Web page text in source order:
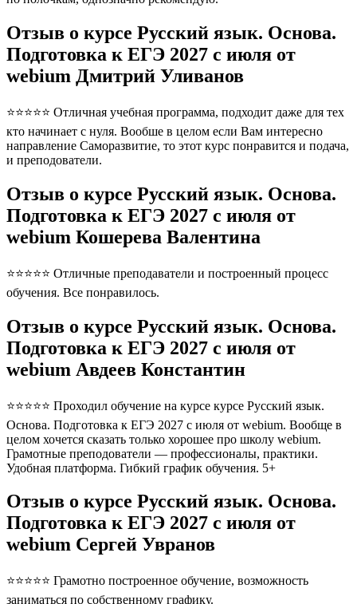
Отзыв о курсе Русский язык. Основа.
Подготовка к ЕГЭ 2027 с июля от
webium Дмитрий Уливанов
⭐⭐⭐⭐⭐ Отличная учебная программа, подходит даже для тех
кто начинает с нуля. Вообше в целом если Вам интересно
направление Саморазвитие, то этот курс понравится и подача,
и преподователи.
Отзыв о курсе Русский язык. Основа.
Подготовка к ЕГЭ 2027 с июля от
webium Кошерева Валентина
⭐⭐⭐⭐⭐ Отличные преподаватели и построенный процесс
обучения. Все понравилось.
Отзыв о курсе Русский язык. Основа.
Подготовка к ЕГЭ 2027 с июля от
webium Авдеев Константин
⭐⭐⭐⭐⭐ Проходил обучение на курсе курсе Русский язык.
Основа. Подготовка к ЕГЭ 2027 с июля от webium. Вообще в
целом хочется сказать только хорошее про школу webium.
Грамотные преподователи — профессионалы, практики.
Удобная платформа. Гибкий график обучения. 5+
Отзыв о курсе Русский язык. Основа.
Подготовка к ЕГЭ 2027 с июля от
webium Сергей Увранов
⭐⭐⭐⭐⭐ Грамотно построенное обучение, возможность
заниматься по собственному графику.